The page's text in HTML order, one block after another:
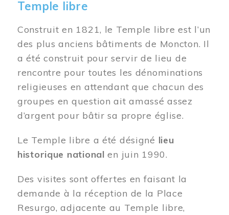
Temple libre
Construit en 1821, le Temple libre est l’un
des plus anciens bâtiments de Moncton. Il
a été construit pour servir de lieu de
rencontre pour toutes les dénominations
religieuses en attendant que chacun des
groupes en question ait amassé assez
d’argent pour bâtir sa propre église.
Le Temple libre a été désigné lieu
historique national en juin 1990.
Des visites sont offertes en faisant la
demande à la réception de la Place
Resurgo, adjacente au Temple libre,